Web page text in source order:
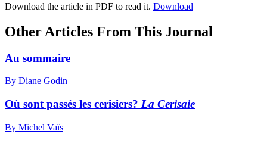
Download the article in PDF to read it. Download
Other Articles From This Journal
Au sommaire
By Diane Godin
Où sont passés les cerisiers? La Cerisaie
By Michel Vaïs